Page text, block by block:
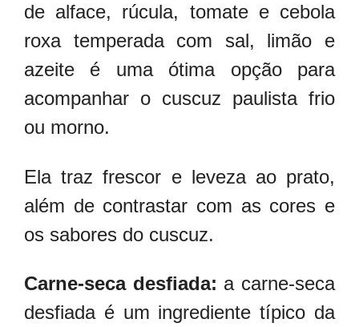
de alface, rúcula, tomate e cebola
roxa temperada com sal, limão e
azeite é uma ótima opção para
acompanhar o cuscuz paulista frio
ou morno.
Ela traz frescor e leveza ao prato,
além de contrastar com as cores e
os sabores do cuscuz.
Carne-seca desfiada: a carne-seca
desfiada é um ingrediente típico da